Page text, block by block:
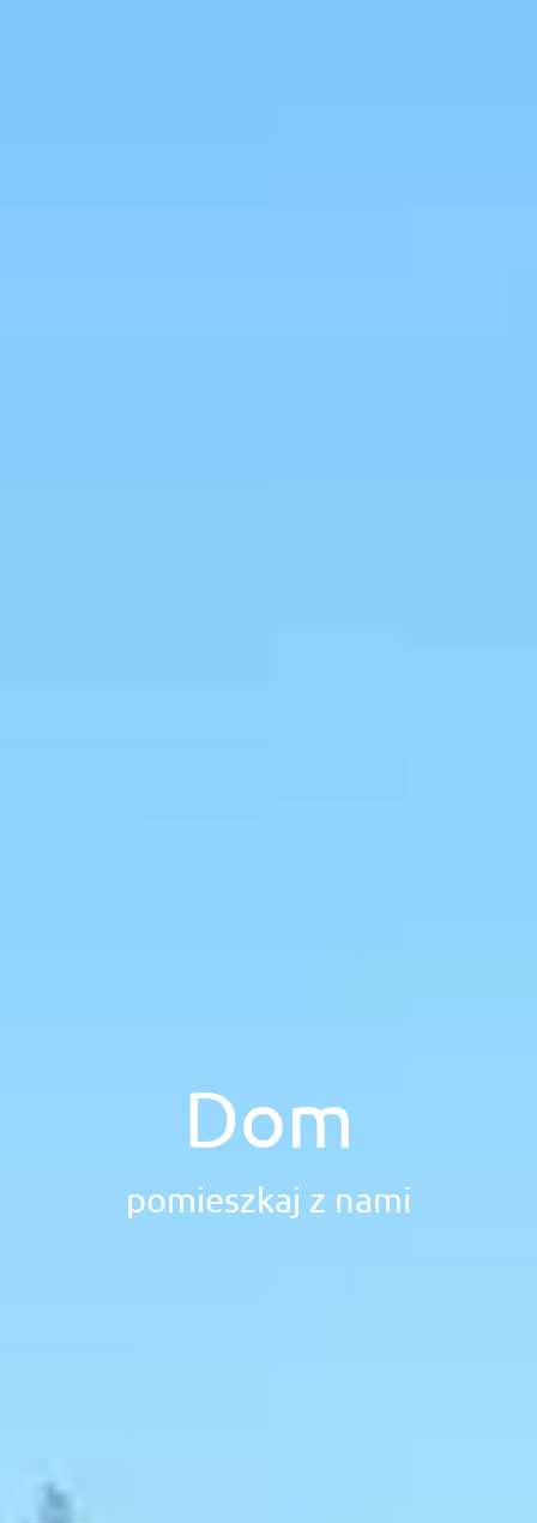
Dom
pomieszkaj z nami